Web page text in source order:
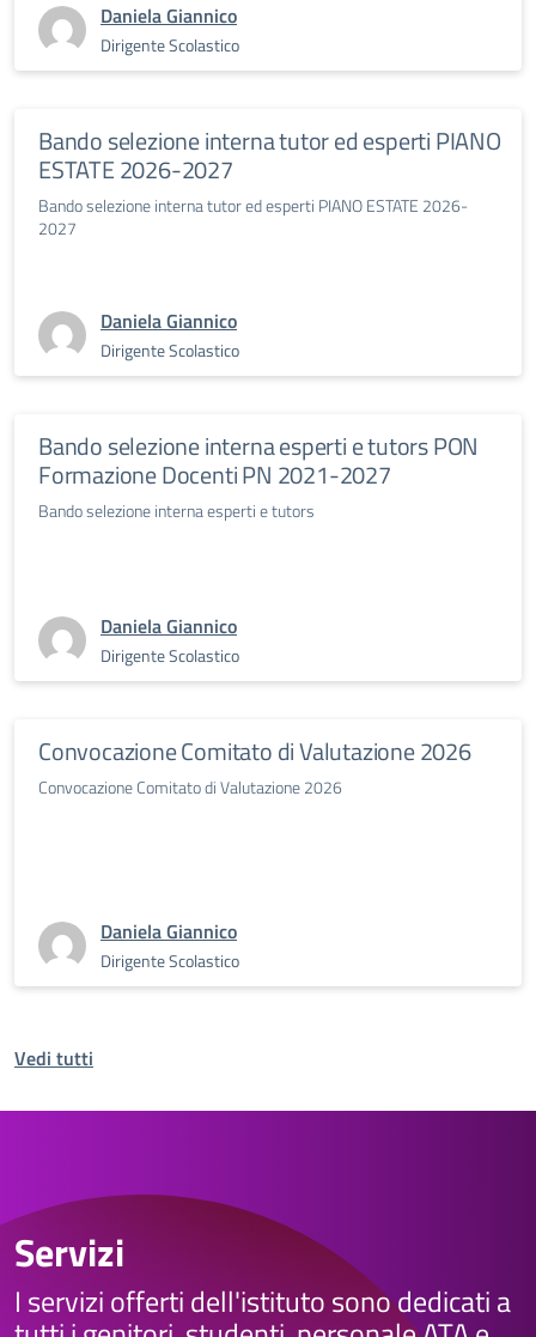
Daniela Giannico
Dirigente Scolastico
Bando selezione interna tutor ed esperti PIANO
ESTATE 2026-2027
Bando selezione interna tutor ed esperti PIANO ESTATE 2026-
2027
Daniela Giannico
Dirigente Scolastico
Bando selezione interna esperti e tutors PON
Formazione Docenti PN 2021-2027
Bando selezione interna esperti e tutors
Daniela Giannico
Dirigente Scolastico
Convocazione Comitato di Valutazione 2026
Convocazione Comitato di Valutazione 2026
Daniela Giannico
Dirigente Scolastico
Vedi tutti
Servizi
I servizi offerti dell'istituto sono dedicati a